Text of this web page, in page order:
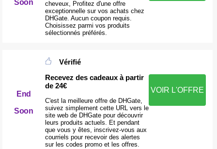
Soon
cheveux, Profitez d'une offre
exceptionnelle sur vos achats chez
DHGate. Aucun coupon requis.
Choisissez parmi vos produits
sélectionnés préférés.
End
Soon
Vérifié
Recevez des cadeaux à partir
de 24€
C'est la meilleure offre de DHGate,
suivez simplement cette URL vers le
site web de DHGate pour découvrir
leurs produits actuels. Et pendant
que vous y êtes, inscrivez-vous aux
courriels pour recevoir des alertes
sur les codes promo et les offres.
VOIR L'OFFRE